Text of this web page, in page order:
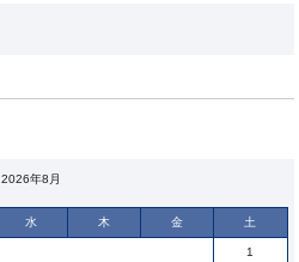
2026年8月
水 木 金 土
1